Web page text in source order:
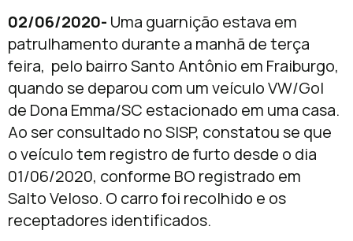
02/06/2020- Uma guarnição estava em
patrulhamento durante a manhã de terça
feira, pelo bairro Santo Antônio em Fraiburgo,
quando se deparou com um veículo VW/Gol
de Dona Emma/SC estacionado em uma casa.
Ao ser consultado no SISP, constatou se que
o veículo tem registro de furto desde o dia
01/06/2020, conforme BO registrado em
Salto Veloso. O carro foi recolhido e os
receptadores identificados.